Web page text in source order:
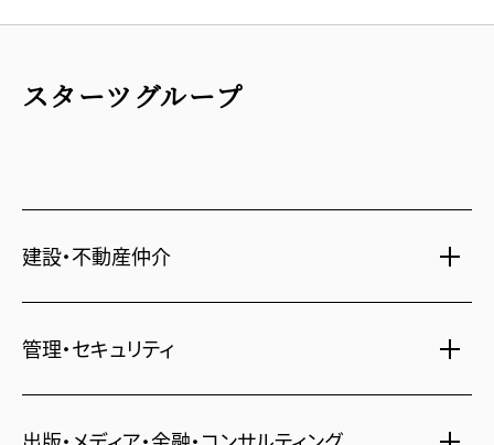
スターツグループ
建設・不動産仲介
新築分譲マンション・新築戸建
管理・セキュリティ